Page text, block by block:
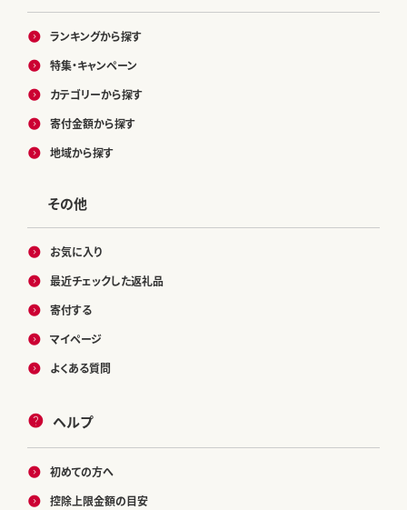
ランキングから探す
特集・キャンペーン
カテゴリーから探す
寄付金額から探す
地域から探す
その他
お気に入り
最近チェックした返礼品
寄付する
マイページ
よくある質問
ヘルプ
初めての方へ
控除上限金額の目安